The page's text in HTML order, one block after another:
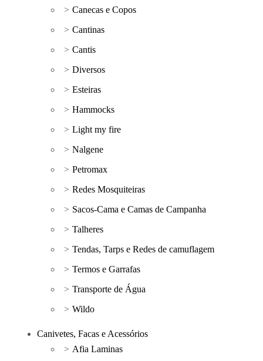
Canecas e Copos
Cantinas
Cantis
Diversos
Esteiras
Hammocks
Light my fire
Nalgene
Petromax
Redes Mosquiteiras
Sacos-Cama e Camas de Campanha
Talheres
Tendas, Tarps e Redes de camuflagem
Termos e Garrafas
Transporte de Água
Wildo
Canivetes, Facas e Acessórios
Afia Laminas